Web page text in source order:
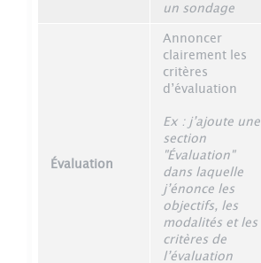
un sondage
Évaluation
Annoncer
clairement les
critères
d’évaluation
Ex : j’ajoute une
section
"Évaluation"
dans laquelle
j’énonce les
objectifs, les
modalités et les
critères de
l’évaluation